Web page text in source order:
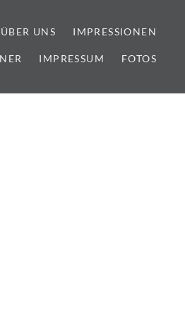
ÜBER UNS IMPRESSIONEN
IMPRESSUM FOTOS